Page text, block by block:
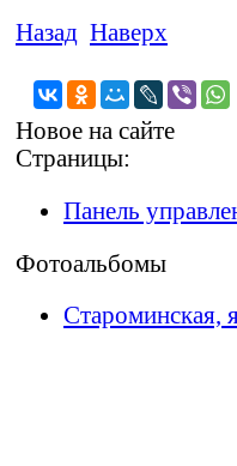
Назад Наверх
Новое на сайте
Страницы:
Панель
Фотоальбомы
Староминская,